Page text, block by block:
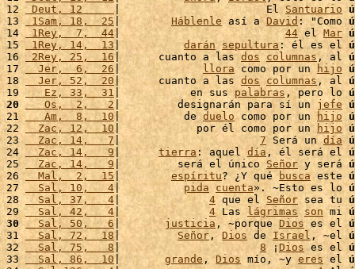
12 Deut, 12 |                       El Santuario
13
1Sam, 18,  25| Háblenle así a David: "Como
14 1Rey,  7,  44| 44 el Mar
15 1Rey, 14,  13| darán sepultura : él es el
16
2Rey, 25,  16|      cuanto a las dos columnas, al
17
  Jer,  6,  26
| llora como por un hijo
18
  Jer, 52,  20
|      cuanto a las dos columnas, al
19
   Ez, 33,  31
|           en sus palabras , pero lo
20
   Os,  2,   2
|         designarán para sí un jefe
21
   Am,  8,  10
|          de duelo como por un hijo
22
  Zac, 12,  10
|            por él como por un hijo
23
  Zac, 14,   7
| 7 Será un día
24
  Zac, 14,   9
| tierra : aquel día, él será el
25
  Zac, 14,   9
|         será el único Señor y será
26
  Mal,  2,  15
| espíritu? ¿Y qué busca este
27
  Sal, 10,   4
| pida cuenta». ~Esto es lo
28
  Sal, 37,   4
| 4 que el Señor sea tu
29
  Sal, 42,   4
| 4 Las lágrimas son mi
30
  Sal, 50,   6
| justicia, ~porque Dios es el
31
  Sal, 72,  18
| Señor , Dios de Israel , ~el
32
  Sal, 75,   8
| 8 ¡ Dios es el
33
  Sal, 86,  10
| grande , Dios mío, ~y eres el